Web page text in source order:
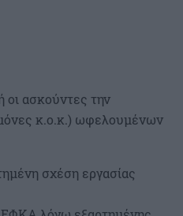
οι ασκούντες την
κ.ο.κ.) ωφελουμένων
σχέση εργασίας